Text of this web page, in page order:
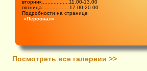
пятница:...…........…..09.00-16.00
Паспортист: